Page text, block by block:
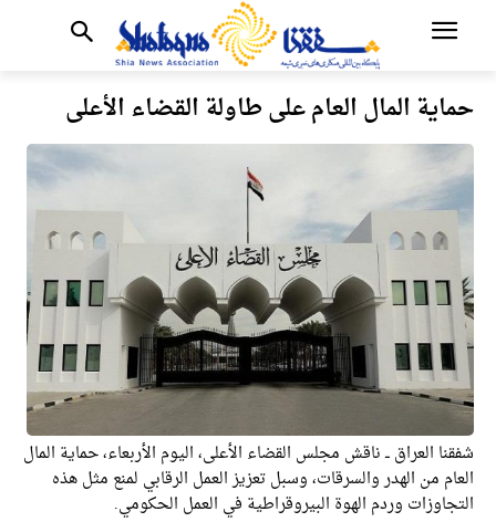
حماية المال العام على طاولة القضاء الأعلى
شفقنا العراق ــ ناقش مجلس القضاء الأعلى، اليوم الأربعاء، حماية المال
العام من الهدر والسرقات، وسبل تعزيز العمل الرقابي لمنع مثل هذه
التجاوزات وردم الهوة البيروقراطية في العمل الحكومي.